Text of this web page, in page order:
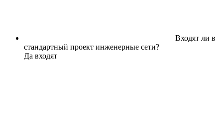
Входят ли в
стандартный проект инженерные сети?
Да входят